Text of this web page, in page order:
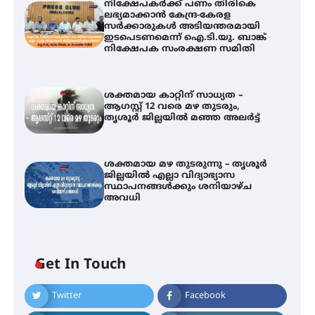
നിക്ഷേപകർക്ക് പണം തിരികെ
ലഭ്യമാക്കാൻ കേന്ദ്ര-കേരള
സർക്കാരുകൾ അടിയന്തരമായി
ഇടപെടണമെന്ന് ഐ.ടി.യു. ബാങ്ക്
നിക്ഷേപക സംരക്ഷണ സമിതി
ശക്തമായ കാറ്റിന് സാധ്യത –
ആഗസ്റ്റ് 12 വരെ മഴ തുടരും,
തൃശൂർ ജില്ലയിൽ മഞ്ഞ അലർട്ട്
ശക്തമായ മഴ തുടരുന്നു – തൃശൂർ
ജില്ലയിൽ എല്ലാ വിദ്യാഭ്യാസ
സ്ഥാപനങ്ങൾക്കും ശനിയാഴ്ച
അവധി
Get In Touch
Twitter Facebook
ഐ.ടി.യു. ബാങ്കിലെ
നിക്ഷേപകർക്ക് പണം തിരികെ
ലഭ്യമാക്കാൻ കേന്ദ്ര-കേരള
സർക്കാരുകൾ അടിയന്തരമായി
ഇടപെടണമെന്ന് ഐ.ടി.യു. ബാങ്ക്